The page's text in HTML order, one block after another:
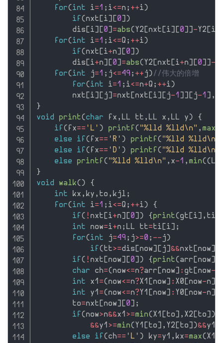
for( int i=1 ; i<=n ; ++i )
if ( nxt i 0
)
        dis
i 0 =abs( Y2 nxt i 0 - Y2 i
for( int i=1 ; i<=Q ; ++i )
if ( nxt i+n 0
)
        dis
i+n 0 =abs( Y2 nxt i+n 0 -
for( int j=1 ; j<=49 ; ++ j ) //伟大的倍增
for( int i=1 ; i<=n+Q ; ++i )
        nxt
i j =nxt nxt i j-1 j-1 ,
}
void
print( char fx , LL tt , LL x , LL y )
{
if ( fx== 'L' ) printf ( "%lld %lld\n" , max
else
if ( fx== 'R' ) printf ( "%lld %lld\n"
else
if ( fx== 'D' ) printf ( "%lld %lld\n"
else
printf ( "%lld %lld\n" , x-1 , min( ( LL
}
void
walk( )
{
int kx , ky , to , kjl ;
for( int i=1 ; i<=Q ; ++i )
{
if ( ! nxt i+n 0 ) { print( gt i , ti
int now=i+n ; LL tt=ti i
;
for( int j=49 ; j>=0 ; -- j )
if ( tt>=dis now j &&nxt now
if ( ! nxt now 0 ) { print( arr now
char ch=( now<=n ?arr now : gt now-
int x1 =( now<=n ?X1 now : X0 now-n
int y1 =( now<=n ? Y1 now : Y0 now-n
        to
=nxt now 0
;
if ( now>n&&x1 >=min( X1 to , X2 to )
&&y1 >=min( Y1 to , Y2 to )&&y1
else
if ( ch== 'L' ) ky=y1 , kx=max( X1